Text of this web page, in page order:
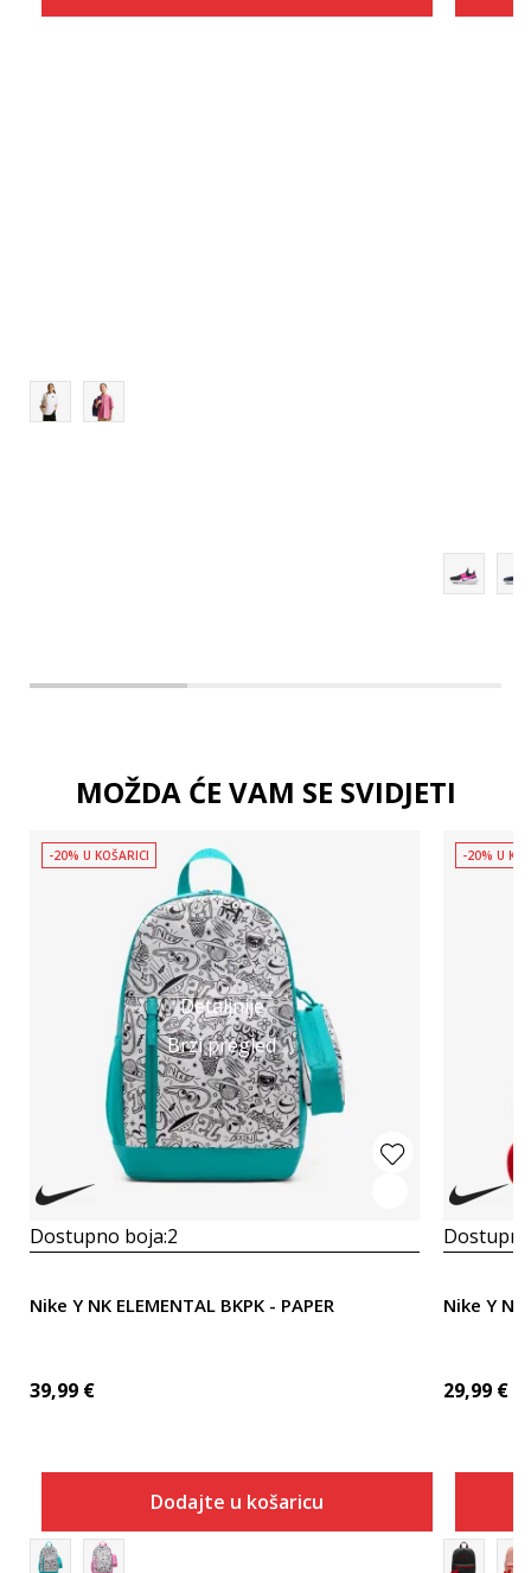
MOŽDA ĆE VAM SE SVIDJETI
Detaljnije
Brzi pregled
-20% U KOŠARICI
Dostupno boja:2
Nike Y NK ELEMENTAL BKPK - PAPER
39,99 €
Dodajte u košaricu
-20% U
Nike Y NK
29,99 €